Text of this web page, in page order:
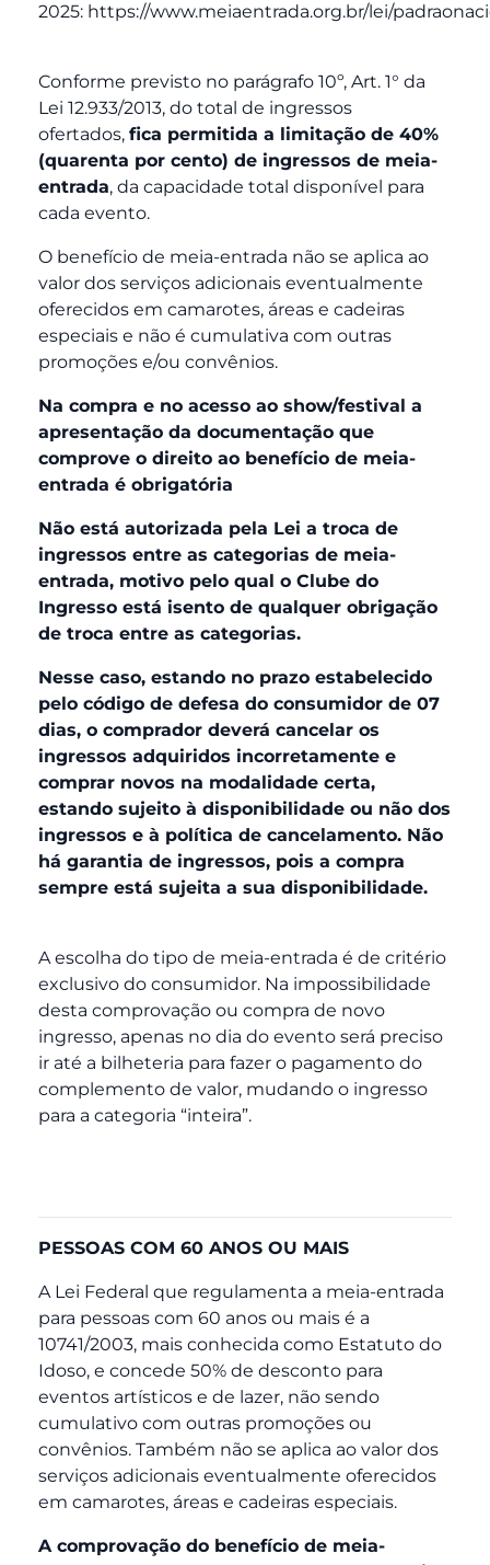
2025: https://www.meiaentrada.org.br/lei/
Conforme previsto no parágrafo 10º, Art. 1° da
Lei 12.933/2013, do total de ingressos
ofertados, fica permitida a limitação de 40%
(quarenta por cento) de ingressos de meia-
entrada, da capacidade total disponível para
cada evento.
O benefício de meia-entrada não se aplica ao
valor dos serviços adicionais eventualmente
oferecidos em camarotes, áreas e cadeiras
especiais e não é cumulativa com outras
promoções e/ou convênios.
Na compra e no acesso ao show/festival a
apresentação da documentação que
comprove o direito ao benefício de meia-
entrada é obrigatória
Não está autorizada pela Lei a troca de
ingressos entre as categorias de meia-
entrada, motivo pelo qual o Clube do
Ingresso está isento de qualquer obrigação
de troca entre as categorias.
Nesse caso, estando no prazo estabelecido
pelo código de defesa do consumidor de 07
dias, o comprador deverá cancelar os
ingressos adquiridos incorretamente e
comprar novos na modalidade certa,
estando sujeito à disponibilidade ou não dos
ingressos e à política de cancelamento. Não
há garantia de ingressos, pois a compra
sempre está sujeita a sua disponibilidade.
A escolha do tipo de meia-entrada é de critério
exclusivo do consumidor. Na impossibilidade
desta comprovação ou compra de novo
ingresso, apenas no dia do evento será preciso
ir até a bilheteria para fazer o pagamento do
complemento de valor, mudando o ingresso
para a categoria “inteira”.
PESSOAS COM 60 ANOS OU MAIS
A Lei Federal que regulamenta a meia-entrada
para pessoas com 60 anos ou mais é a
10741/2003, mais conhecida como Estatuto do
Idoso, e concede 50% de desconto para
eventos artísticos e de lazer, não sendo
cumulativo com outras promoções ou
convênios. Também não se aplica ao valor dos
serviços adicionais eventualmente oferecidos
em camarotes, áreas e cadeiras especiais.
A comprovação do benefício de meia-